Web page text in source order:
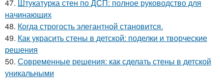
47. Штукатурка стен по ДСП: полное руководство для
начинающих
48. Когда строгость элегантной становится.
49. Как украсить стены в детской: поделки и творческие
решения
50. Современные решения: как сделать стены в детской
уникальными